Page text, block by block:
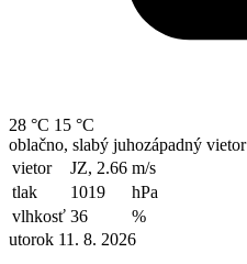
28 °C 15 °C
oblačno, slabý juhozápadný vietor
vietor
JZ, 2.66 m/s
tlak
1019
hPa
vlhkosť 36
%
utorok 11. 8. 2026